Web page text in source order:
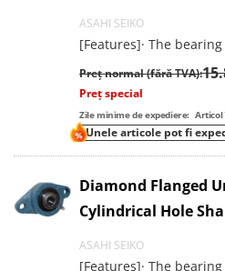
ASAHI SEIKO
[Features]· The
Preț normal (fără TVA):
Preț special
Zile minime de expediere: Articol
Unele articole pot fi
Diamond Flanged
Cylindrical Hole
ASAHI SEIKO
[Features]· The